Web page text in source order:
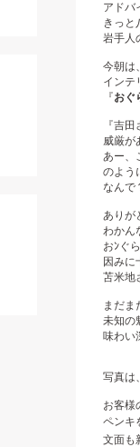
アドバ
きっと
岩手人
今朝は
インテ
『おぐ
『吉
威厳が
あー、
のよう
なんで
ありが
わかん
おﾝぐ
因みに
苫米地
まだま
未知の
味わい
写真は
お客様
ペンキ
文面も